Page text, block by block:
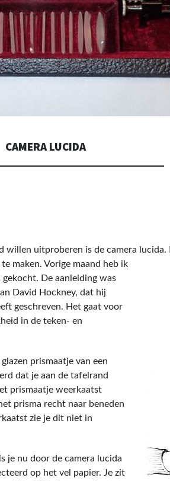
CAMERA LUCIDA
willen uitproberen is de camera lucida.
maken. Vorige maand heb ik
De aanleiding was
David Hockney, dat hij
geschreven. Het gaat voor
in de teken- en
prismaatje van een
dat je aan de tafelrand
prismaatje weerkaatst
prisma recht naar beneden
zie je dit niet in
je nu door de camera lucida
op het vel papier. Je zit